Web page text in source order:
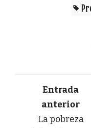
Entrada
anterior
La pobreza